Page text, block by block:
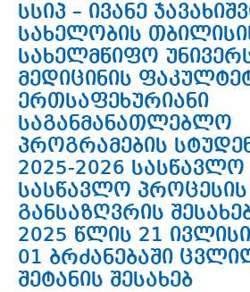
სსიპ – ივანე
სახელობის
სახელმწიფო
მედიცინის
ერთსაფეხურიანი
საგანმანათლებლო
პროგრამების
2025-2026
სასწავლო პროცესის
განსაზღვრის
2025 წლის 21
01 ბრძანებაში
შეტანის შესახებ